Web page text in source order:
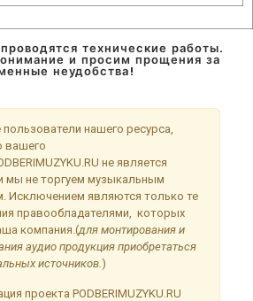
технические работы.
и просим прощения за
неудобства!
нашего ресурса,
вашего
не является
мы не торгуем музыкальным
Исключением являются только те
правообладателями, которых
компания.(для монтирования и
аудио продукция приобретаться
источников.)
проекта PODBERIMUZYKU.RU